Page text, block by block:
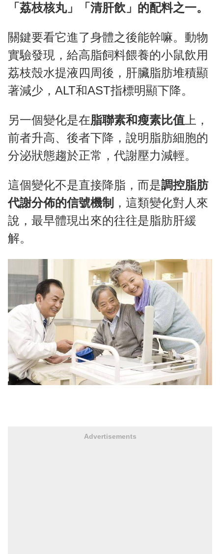
「荔枝核丸」「清肝飲」的配料之一。
關鍵要看它進了身體之後能幹嘛。動物
實驗發現，給高脂飼料餵養的小鼠飲用
荔枝殼水提液四周後，肝臟脂肪堆積顯
著減少，ALT和AST指標明顯下降。
另一個變化是在脂聯素和瘦素比值 上，
前者升高、後者下降，說明脂肪細胞的
分泌狀態趨於正常，代謝壓力減輕。
這個變化不是直接降脂，而是調控脂肪
代謝分佈的信號機制 ，這類變化對人來
說，最早體現出來的往往是脂肪肝緩
解。
Advertisements